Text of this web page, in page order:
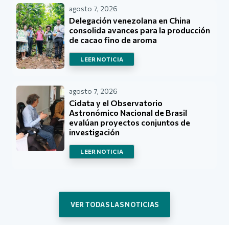
agosto 7, 2026
Delegación venezolana en China
consolida avances para la producción
de cacao fino de aroma
LEER NOTICIA
agosto 7, 2026
Cidata y el Observatorio
Astronómico Nacional de Brasil
evalúan proyectos conjuntos de
investigación
LEER NOTICIA
VER TODAS LAS NOTICIAS